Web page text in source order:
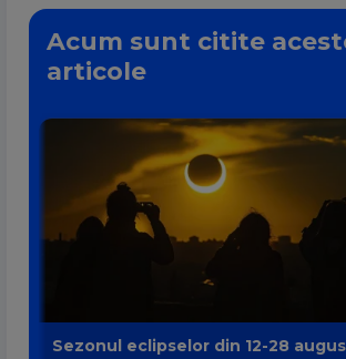
Acum sunt citite
articole
Sezonul eclipselor din 12-28